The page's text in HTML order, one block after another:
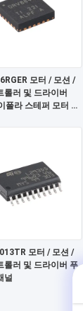
모터 / 모션 /
롤러 및 드라이버
폴라 스테퍼 모터 드
모터 / 모션 /
롤러 및 드라이버 푸
널